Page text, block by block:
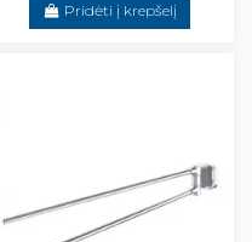
Pridėti į krepšelį